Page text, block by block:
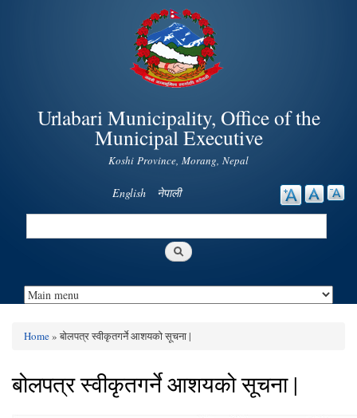
Skip to
main
content
Urlabari Municipality, Office of the
Municipal Executive
Koshi Province, Morang, Nepal
English नेपाली
Search
You are here
Home» बोलपत्र स्वीकृतगर्ने आशयको सूचना |
बोलपत्र स्वीकृतगर्ने आशयको सूचना |